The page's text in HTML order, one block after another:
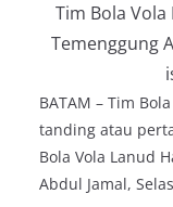
Tim Bola
Temenggung
BATAM – Tim
tanding atau
Bola Vola Lanud
Abdul Jamal,